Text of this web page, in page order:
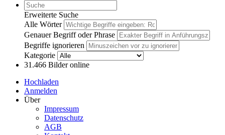
Erweiterte Suche
Alle Wörter
Genauer Begriff oder Phrase
Begriffe ignorieren
Kategorie
31.466 Bilder online
Hochladen
Anmelden
Über
Impressum
Datenschutz
AGB